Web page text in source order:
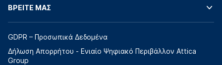
ΒΡΕΙΤΕ ΜΑΣ
GDPR – Προσωπικά Δεδομένα
Δήλωση Απορρήτου - Ενιαίο Ψηφιακό Περιβάλλον Attica
Group